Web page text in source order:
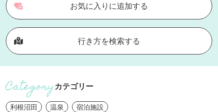
お気に入りに追加する
行き方を検索する
カテゴリー
利根沼田 温泉 宿泊施設